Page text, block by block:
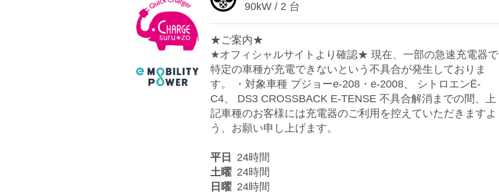
90kW / 2 台
★ご案内★
★オフィシャルサイトより確認★ 現在、一部の急速充電器で
特定の車種が充電できないという不具合が発生しておりま
す。 ・対象車種 プジョーe-208・e-2008、 シトロエンË-
C4、 DS3 CROSSBACK E-TENSE 不具合解消までの間、上
記車種のお客様には充電器のご利用を控えていただきますよ
う、お願い申し上げます。
平日
24時間
土曜 24時間
日曜 24時間